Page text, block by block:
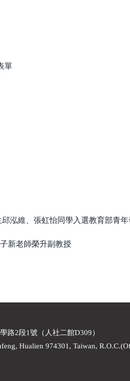
單
泓維、張虹怡同學入選教育部青
新老師榮升副教授
路2段1號（人社二館D309）
Hualien 974301, Taiwan,